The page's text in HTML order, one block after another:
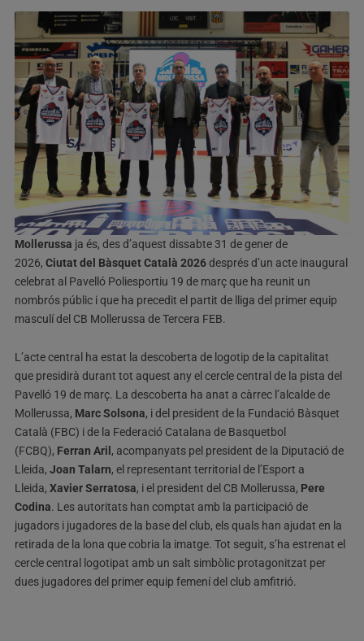
Mollerussa ja és, des d’aquest dissabte 31 de gener de
2026, Ciutat del Bàsquet Català 2026després d’un acte inaugural
celebrat al Pavelló Poliesportiu 19 de març que ha reunit un
nombrós públic i que ha precedit el partit de lliga del primer equip
masculí del CB Mollerussa de Tercera FEB.
L’acte central ha estat la descoberta de logotip de la capitalitat
que presidirà durant tot aquest any el cercle central de la pista del
Pavelló 19 de març. La descoberta ha anat a càrrec l’alcalde de
Mollerussa, Marc Solsona, i del president de la Fundació Bàsquet
Català (FBC) i de la Federació Catalana de Basquetbol
(FCBQ), Ferran Aril , acompanyats pel president de la Diputació de
Lleida, Joan Talarn, el representant territorial de l’Esport a
Lleida, Xavier Serratosa, i el president del CB Mollerussa, Pere
Codina. Les autoritats han comptat amb la participació de
jugadors i jugadores de la base del club, els quals han ajudat en la
retirada de la lona que cobria la imatge. Tot seguit, s’ha estrenat el
cercle central logotipat amb un salt simbòlic protagonitzat per
dues jugadores del primer equip femení del club amfitrió.